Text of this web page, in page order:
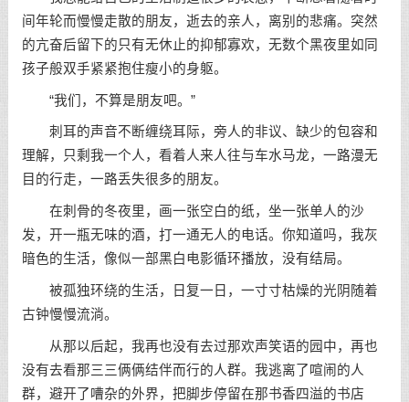
间年轮而慢慢走散的朋友，逝去的亲人，离别的悲痛。突然
的亢奋后留下的只有无休止的抑郁寡欢，无数个黑夜里如同
孩子般双手紧紧抱住瘦小的身躯。
“我们，不算是朋友吧。”
刺耳的声音不断缠绕耳际，旁人的非议、缺少的包容和
理解，只剩我一个人，看着人来人往与车水马龙，一路漫无
目的行走，一路丢失很多的朋友。
在刺骨的冬夜里，画一张空白的纸，坐一张单人的沙
发，开一瓶无味的酒，打一通无人的电话。你知道吗，我灰
暗色的生活，像似一部黑白电影循环播放，没有结局。
被孤独环绕的生活，日复一日，一寸寸枯燥的光阴随着
古钟慢慢流淌。
从那以后起，我再也没有去过那欢声笑语的园中，再也
没有去看那三三俩俩结伴而行的人群。我逃离了喧闹的人
群，避开了嘈杂的外界，把脚步停留在那书香四溢的书店